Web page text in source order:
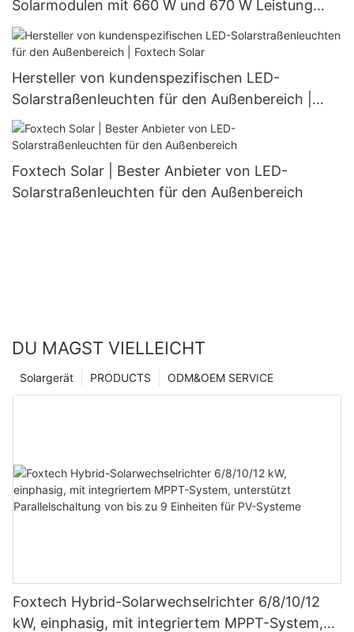
Solarmodulen mit 660 W und 670 W Leistung
(halbgeschnitten, 132 Zellen)
Hersteller von kundenspezifischen LED-
Solarstraßenleuchten für den Außenbereich |
Foxtech Solar
Foxtech Solar | Bester Anbieter von LED-
Solarstraßenleuchten für den Außenbereich
DU MAGST VIELLEICHT
ODM&OEM SERVICE
PRODUCTS
Solargerät
Foxtech Hybrid-Solarwechselrichter 6/8/10/12
kW, einphasig, mit integriertem MPPT-System,